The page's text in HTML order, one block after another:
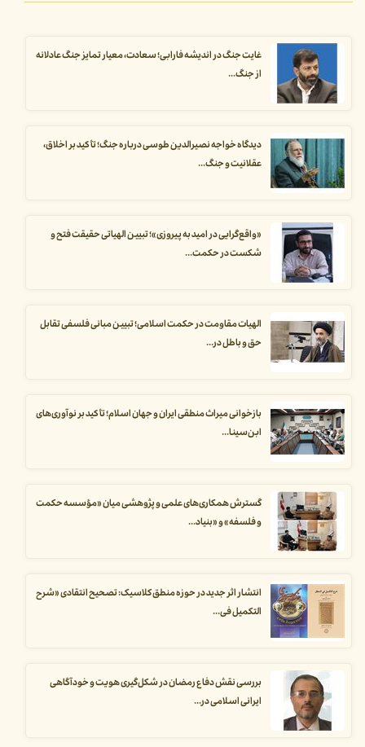
غایت جنگ در اندیشه فارابی؛ سعادت، معیار تمایز جنگ عادلانه
از جنگ...
دیدگاه خواجه نصیرالدین طوسی درباره جنگ؛ تأکید بر اخلاق،
عقلانیت و جنگ...
«واقع‌گرایی در امید به پیروزی»؛ تبیین الهیاتی حقیقت فتح و
شکست در حکمت...
الهیات مقاومت در حکمت اسلامی؛ تبیین مبانی فلسفی تقابل
حق و باطل در...
بازخوانی میراث منطقی ایران و جهان اسلام؛ تأکید بر نوآوری‌های
ابن‌سینا...
گسترش همکاری‌های علمی و پژوهشی میان «مؤسسه حکمت
و فلسفه» و «بنیاد...
انتشار اثر جدید در حوزه منطق کلاسیک: تصحیح انتقادی «شرح
التکمیل فی...
بررسی نقش دفاع رمضان در شکل‌گیری هویت و خودآگاهی
ایرانی اسلامی در...